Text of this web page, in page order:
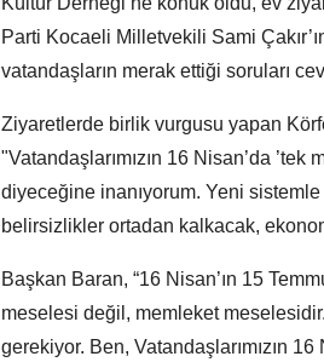
Parti Kocaeli Milletvekili Sami
vatandaşların merak ettiği soruları
Ziyaretlerde birlik vurgusu yapan
"Vatandaşlarımızın 16 Nisan’da
diyeceğine inanıyorum. Yeni
belirsizlikler ortadan kalkacak,
Başkan Baran, “16 Nisan’ın 15
meselesi değil, memleket
gerekiyor. Ben, Vatandaşlarımızın